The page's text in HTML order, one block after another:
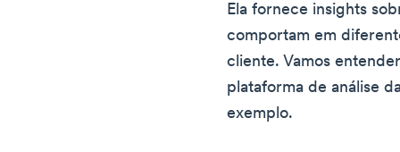
Ela fornece insights
comportam em
cliente. Vamos
plataforma de análise
exemplo.